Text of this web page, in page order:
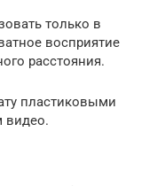
только в
восприятие
расстояния.
пластиковыми
видео.